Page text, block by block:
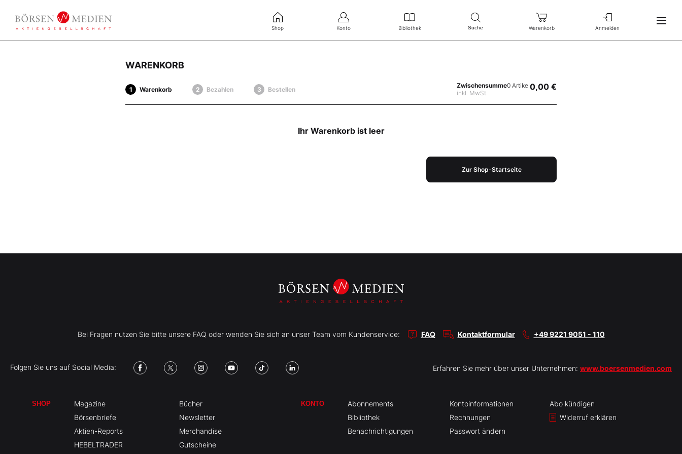
Shop Konto Bibliothek Suche Warenkorb Anmelden
WARENKORB
Warenkorb Bezahlen Bestellen
Zwischensumme
inkl. MwSt.
0 Artikel0,00 €
Ihr Warenkorb ist leer
Zur Shop-Startseite
Bei Fragen nutzen Sie bitte unsere FAQ oder wenden Sie sich an unser Team vom Kundenservice: FAQ Kontaktformular +49 9221 9051 - 110
Folgen Sie uns auf Social Media: Erfahren Sie mehr über unser Unternehmen: www.boersenmedien.com
SHOP
Magazine
Börsenbriefe
Aktien-Reports
HEBELTRADER
Bücher
Newsletter
Merchandise
Gutscheine
KONTO
Abonnements
Bibliothek
Benachrichtigungen
Kontoinformationen
Rechnungen
Passwort ändern
Abo kündigen
Widerruf erklären